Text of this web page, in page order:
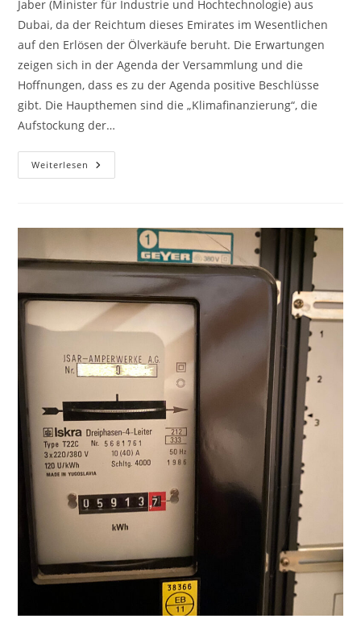
Jaber (Minister für Industrie und Hochtechnologie) aus
Dubai, da der Reichtum dieses Emirates im Wesentlichen
auf den Erlösen der Ölverkäufe beruht. Die Erwartungen
zeigen sich in der Agenda der Versammlung und die
Hoffnungen, dass es zu der Agenda positive Beschlüsse
gibt. Die Haupthemen sind die „Klimafinanzierung“, die
Aufstockung der…
Weiterlesen COP28
–